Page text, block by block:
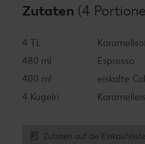
Zutaten (4
4 TL
480 ml
Espresso
400 ml
eiskalte
4 Kugeln
Karamelleis
Zutaten auf die Einkaufsliste